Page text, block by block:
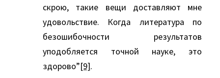
скрою, такие вещи доставляют мне
удовольствие. Когда литература по
безошибочности результатов
уподобляется точной науке, это
здорово”[9].